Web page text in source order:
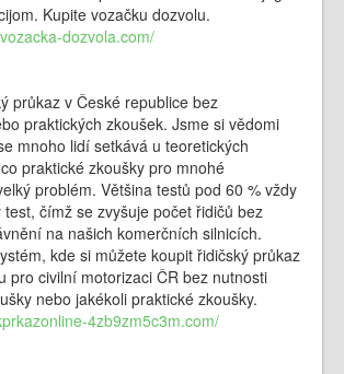
Kupite vozačku dozvolu.
dozvola.com/
průkaz v České republice bez
praktických zkoušek. Jsme si vědomi
mnoho lidí setkává u teoretických
praktické zkoušky pro mnohé
problém. Většina testů pod 60 % vždy
čímž se zvyšuje počet řidičů bez
na našich komerčních silnicích.
kde si můžete koupit řidičský průkaz
pro civilní motorizaci ČR bez nutnosti
nebo jakékoli praktické zkoušky.
4zb9zm5c3m.com/